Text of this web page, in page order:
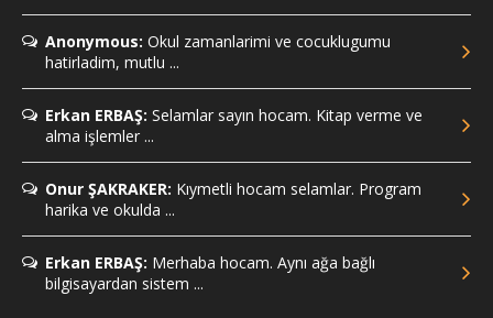
Anonymous: Okul zamanlarimi ve cocuklugumu
hatirladim, mutlu ...
Erkan ERBAŞ: Selamlar sayın hocam. Kitap verme ve
alma işlemler ...
Onur ŞAKRAKER: Kıymetli hocam selamlar. Program
harika ve okulda ...
Erkan ERBAŞ: Merhaba hocam. Aynı ağa bağlı
bilgisayardan sistem ...